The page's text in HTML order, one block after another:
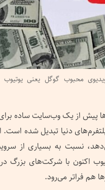
محبوب گوگل یعنی یوتیوب
پیش از یک وب‌سایت ساده
دنیا تبدیل شده
نسبت‌ به بسیاری از
اکنون با شرکت‌های بزرگ
هم فراتر می‌رود.